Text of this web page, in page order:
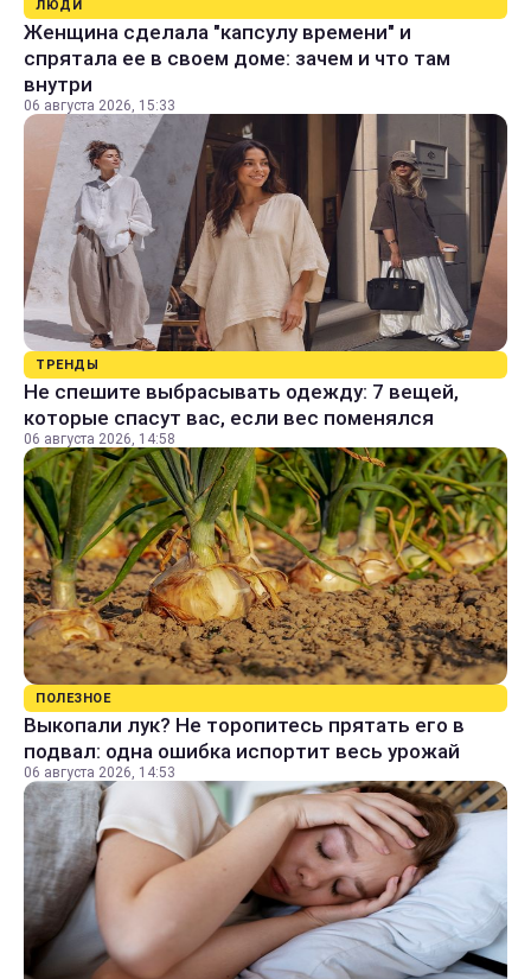
ЛЮДИ
Женщина сделала "капсулу времени" и
спрятала ее в своем доме: зачем и что там
внутри
06 августа 2026, 15:33
ТРЕНДЫ
Не спешите выбрасывать одежду: 7 вещей,
которые спасут вас, если вес поменялся
06 августа 2026, 14:58
ПОЛЕЗНОЕ
Выкопали лук? Не торопитесь прятать его в
подвал: одна ошибка испортит весь урожай
06 августа 2026, 14:53